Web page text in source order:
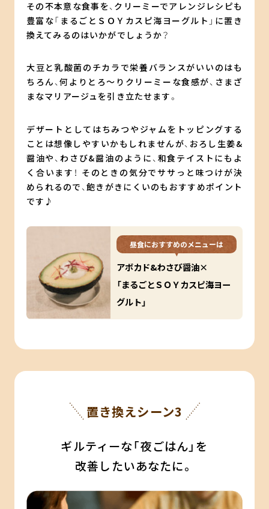
その不本意な食事を、クリーミーでアレンジレシピも
豊富な「まるごとＳＯＹカスピ海ヨーグルト」に置き
換えてみるのはいかがでしょうか？
大豆と乳酸菌のチカラで栄養バランスがいいのはも
ちろん、何よりとろ〜りクリーミーな食感が、さまざ
まなマリアージュを引き立たせます。
デザートとしてはちみつやジャムをトッピングする
ことは想像しやすいかもしれませんが、おろし生姜&
醤油や、わさび&醤油のように、和食テイストにもよ
く合います！ そのときの気分でササっと味つけが決
められるので、飽きがきにくいのもおすすめポイント
です♪
昼食におすすめのメニューは
アボカド&わさび醤油×
「まるごとＳＯＹカスピ海ヨー
グルト」
置き換えシーン3
ギルティーな「夜ごはん」を
改善したいあなたに。